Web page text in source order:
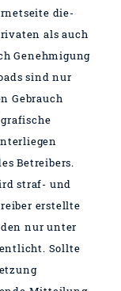
die-
als auch
Genehmigung
sind nur
Gebrauch
Betreibers.
straf- und
erstellte
nur unter
Sollte